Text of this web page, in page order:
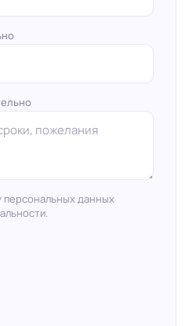
персональных данных